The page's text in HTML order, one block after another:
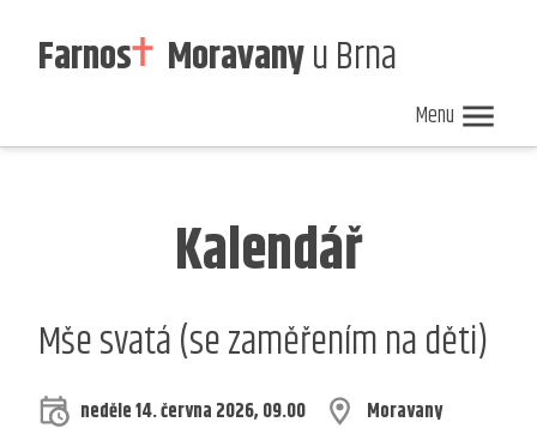
Farnos Moravanyu Brna
Menu
Nedělní Zpravodaj Kalendář
Kalendář
Mše svatá (se zaměřením na děti)
neděle 14. června 2026, 09.00 Moravany